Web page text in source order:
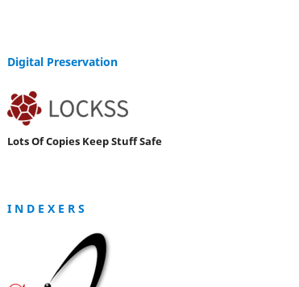
Digital Preservation
Lots Of Copies Keep Stuff Safe
I N D E X E R S